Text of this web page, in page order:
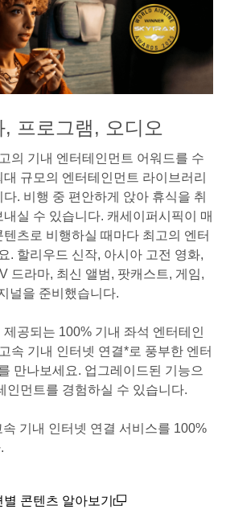
프로그램, 오디오
의 기내 엔터테인먼트 어워드를 수
규모의 엔터테인먼트 라이브러리
. 비행 중 편안하게 앉아 휴식을 취
실 수 있습니다. 캐세이퍼시픽이 매
츠로 비행하실 때마다 최고의 엔터
. 할리우드 신작, 아시아 고전 영화,
드라마, 최신 앨범, 팟캐스트, 게임,
널을 준비했습니다.
공되는 100% 기내 좌석 엔터테인
속 기내 인터넷 연결*로 풍부한 엔터
만나보세요. 업그레이드된 기능으
인먼트를 경험하실 수 있습니다.
기내 인터넷 연결 서비스를 100%
별 콘텐츠 알아보기